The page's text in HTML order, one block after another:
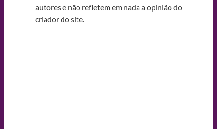
autores e não refletem em nada a opinião do
criador do site.